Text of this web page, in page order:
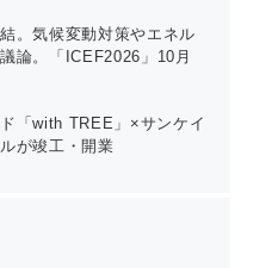
。気候変動対策やエネル
論。「ICEF2026」10月
「with TREE」×サンケイ
が竣工・開業